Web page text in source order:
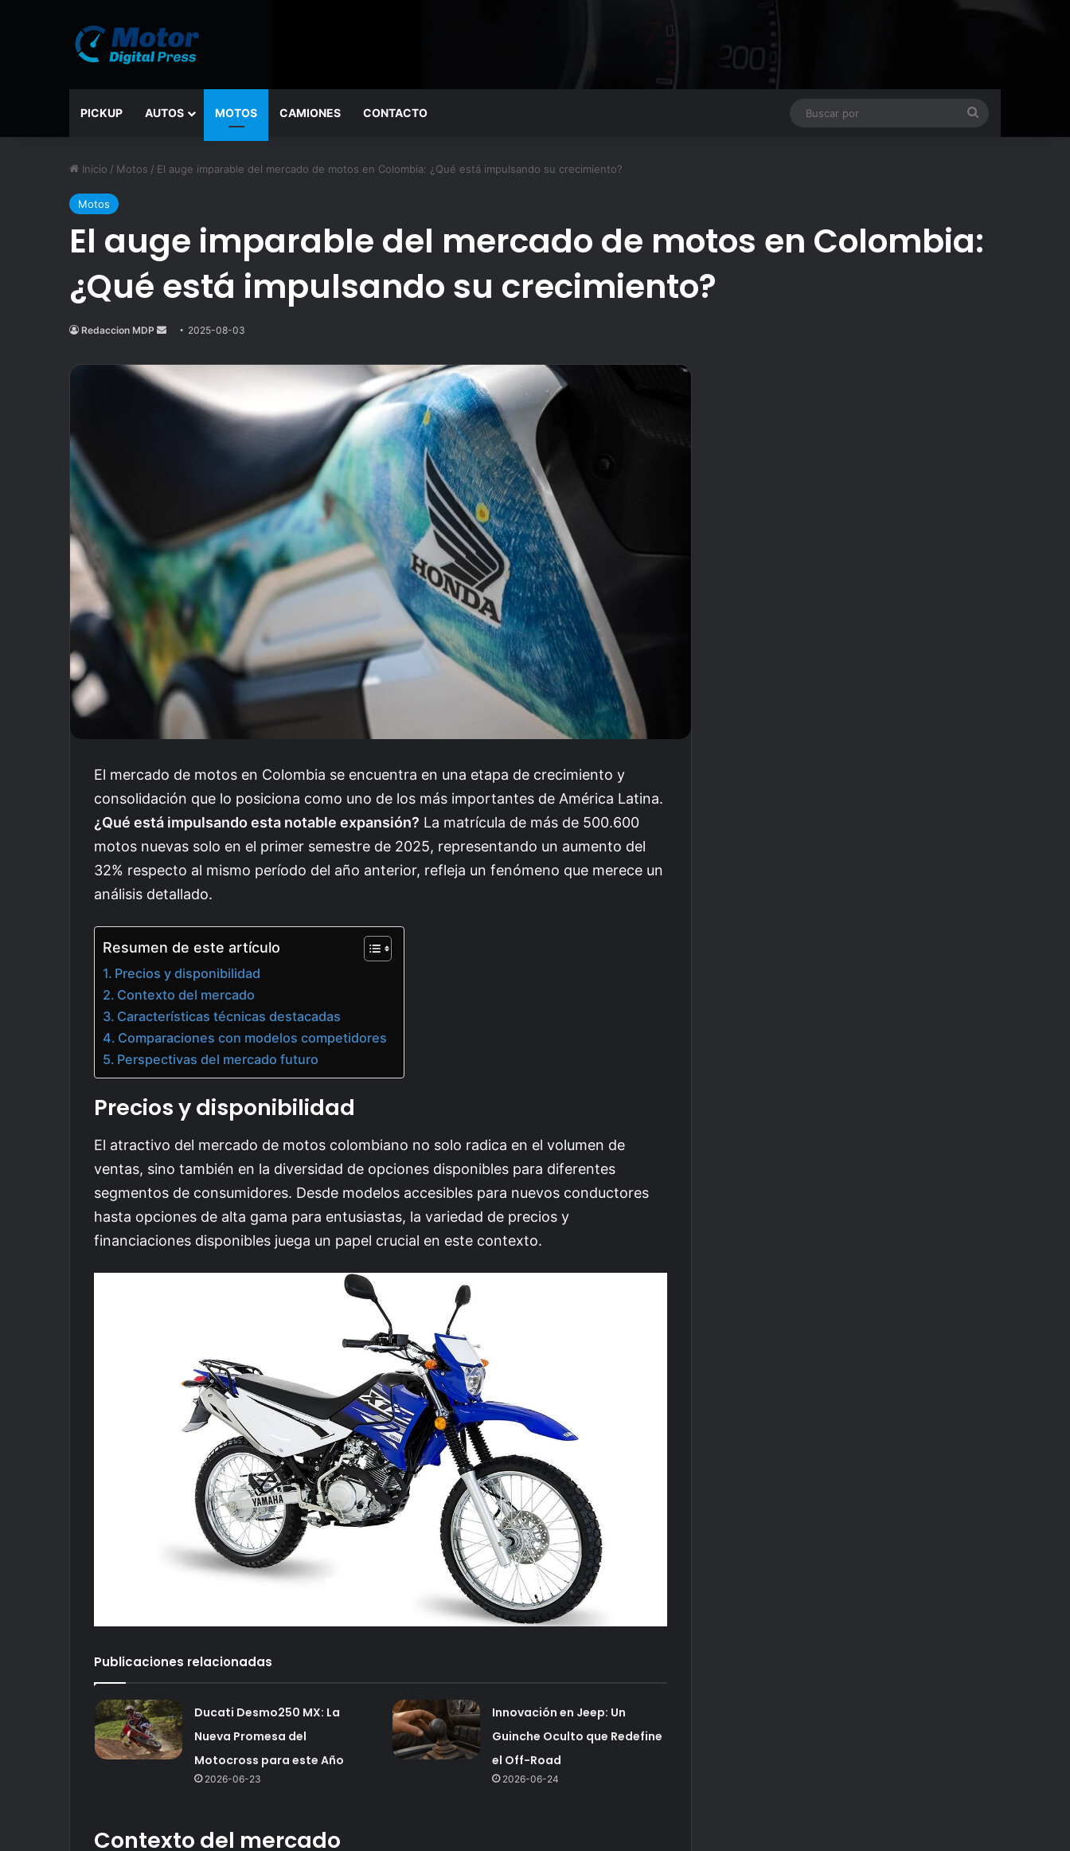
PICKUP AUTOS MOTOS CAMIONES CONTACTO
Inicio / Motos / El auge imparable del mercado de motos en Colombia: ¿Qué está impulsando su crecimiento?
Motos
El auge imparable del mercado de motos en Colombia:
¿Qué está impulsando su crecimiento?
Redaccion MDP
Send
email
2025-08-03
El mercado de motos en Colombia se encuentra en una etapa de crecimiento y
consolidación que lo posiciona como uno de los más importantes de América Latina.
¿Qué está impulsando esta notable expansión? La matrícula de más de 500.600
motos nuevas solo en el primer semestre de 2025, representando un aumento del
32% respecto al mismo período del año anterior, refleja un fenómeno que merece un
análisis detallado.
Resumen de este artículo
Precios y disponibilidad
Contexto del mercado
Características técnicas destacadas
Comparaciones con modelos competidores
Perspectivas del mercado futuro
Precios y disponibilidad
El atractivo del mercado de motos colombiano no solo radica en el volumen de
ventas, sino también en la diversidad de opciones disponibles para diferentes
segmentos de consumidores. Desde modelos accesibles para nuevos conductores
hasta opciones de alta gama para entusiastas, la variedad de precios y
financiaciones disponibles juega un papel crucial en este contexto.
Publicaciones relacionadas
Ducati Desmo250 MX: La
Nueva Promesa del
Motocross para este Año
2026-06-23
Innovación en Jeep: Un
Guinche Oculto que Redefine
el Off-Road
2026-06-24
Contexto del mercado